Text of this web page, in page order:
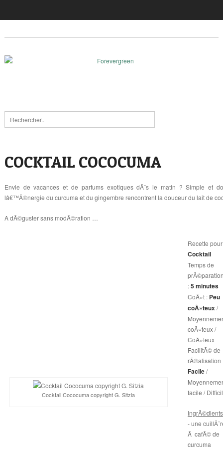
COCKTAIL COCOCUMA
Envie de vacances et de parfums exotiques dÃ¨s le matin ? Simple et
lâ€™Ã©nergie du curcuma et du gingembre rencontrent la douceur du lait de
A dÃ©guster sans modÃ©ration …
Cocktail Cococuma copyright G. Sitzia
Recette pour
Cocktail
Temps de
:5 minutes
CoÃ»t : Peu
coÃ»teux/
coÃ»teux /
CoÃ»teux
FacilitÃ© de
rÃ©alisation
Facile/
facile /
IngrÃ©dients
- une
Ã cafÃ© de
curcuma